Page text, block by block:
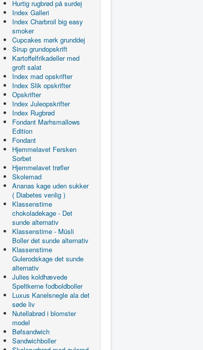
Hurtig rugbrød på surdej
Index Galleri
Index Charbroil big easy
smoker
Cupcakes mørk grunddej
Sirup grundopskrift
Kartoffelfrikadeller med
groft salat
Index mad opskrifter
Index Slik opskrifter
Opskrifter
Index Juleopskrifter
Index Rugbrød
Fondant Marhsmallows
Edition
Fondant
Hjemmelavet Fersken
Sorbet
Hjemmelavet trøfler
Skolemad
Ananas kage uden sukker
( Diabetes venlig )
Klassenstime
chokoladekage - Det
sunde alternativ
Klassenstime - Müsli
Boller det sunde alternativ
Klassenstime
Gulerodskage det sunde
alternativ
Julies koldhævede
Speltkerne fodboldboller
Luxus Kanelsnegle ala det
søde liv
Nutellabrød i blomster
model
Bøfsandwich
Sandwichboller